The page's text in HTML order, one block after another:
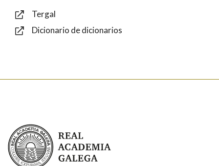
Tergal
Dicionario de dicionarios
Real Academia Galega